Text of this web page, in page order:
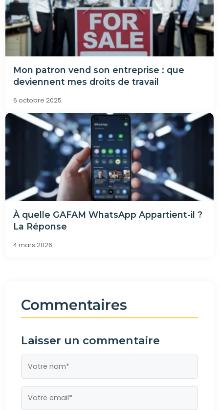
Mon patron vend son entreprise : que
deviennent mes droits de travail
6 octobre 2025
À quelle GAFAM WhatsApp Appartient-il ?
La Réponse
4 mars 2026
Commentaires
Laisser un commentaire